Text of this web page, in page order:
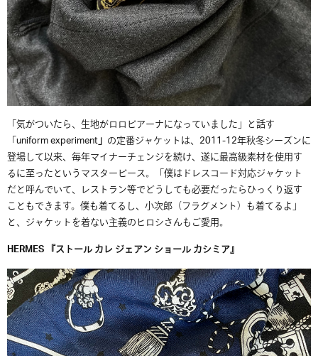
「気がついたら、生地がロロピアーナになっていました」と話す
「uniform experiment」 の定番ジャケットは、2011-12年秋冬シーズンに
登場して以来、毎年マイナーチェンジを続け、遂に最高級素材を使用す
るに至ったというマスターピース。「僕はドレスコード対応ジャケット
だと呼んでいて、レストラン等でどうしても必要だったらひっくり返す
こともできます。僕も着てるし、小次郎（フラグメント）も着てるよ」
と、ジャケットを着ない主義のヒロシさんもご愛用。
HERMES 『ストール カレ ジェアン ショール カシミア』